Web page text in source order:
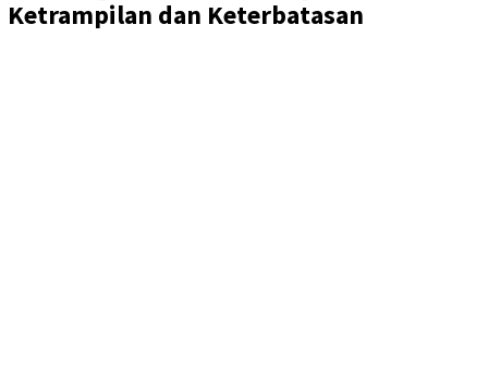
Ketrampilan dan Keterbatasan